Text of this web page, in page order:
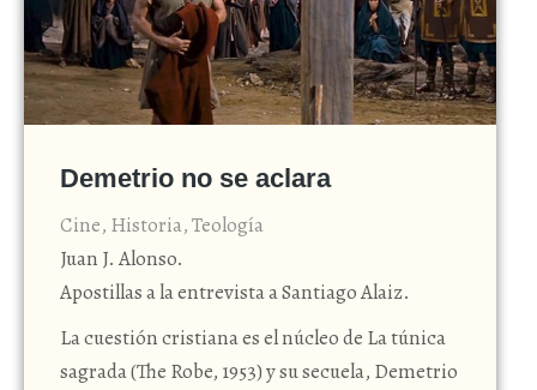
Demetrio no se aclara
Cine, Historia,Teología
Juan J. Alonso.
Apostillas a la entrevista a Santiago Alaiz.
La cuestión cristiana es el núcleo de La túnica
sagrada (The Robe, 1953) y su secuela, Demetrio